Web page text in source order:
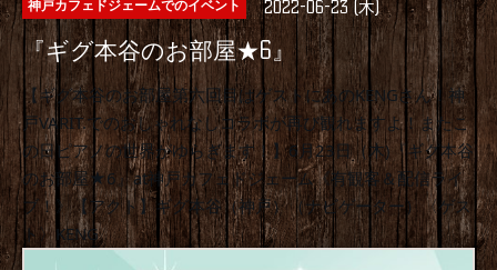
神戸カフェドジェームでのイベント 2022-06-23 (木)
『ギグ本谷のお部屋★6』
【ギグ本谷のお部屋第六回目はゲストにあのKENGさん！神
戸VARIT.でのおしゃれなしコラボが再び観れますよ！またこ
の日ピアノの世界がゆらぎます！】6月23日（木)『ギグ本谷
のお部屋★6』at神戸カフェドジェーム《有観客＆配信ライ
ブ！》【アクト】ギグ本谷（神戸）（ナビゲーター）〈ゲス
ト〉KENG